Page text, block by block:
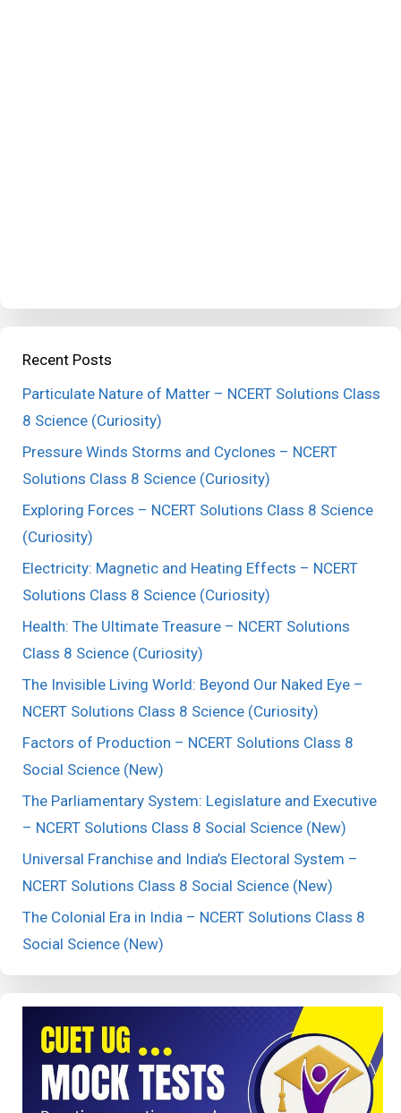
Recent Posts
Particulate Nature of Matter – NCERT Solutions Class
8 Science (Curiosity)
Pressure Winds Storms and Cyclones – NCERT
Solutions Class 8 Science (Curiosity)
Exploring Forces – NCERT Solutions Class 8 Science
(Curiosity)
Electricity: Magnetic and Heating Effects – NCERT
Solutions Class 8 Science (Curiosity)
Health: The Ultimate Treasure – NCERT Solutions
Class 8 Science (Curiosity)
The Invisible Living World: Beyond Our Naked Eye –
NCERT Solutions Class 8 Science (Curiosity)
Factors of Production – NCERT Solutions Class 8
Social Science (New)
The Parliamentary System: Legislature and Executive
– NCERT Solutions Class 8 Social Science (New)
Universal Franchise and India’s Electoral System –
NCERT Solutions Class 8 Social Science (New)
The Colonial Era in India – NCERT Solutions Class 8
Social Science (New)